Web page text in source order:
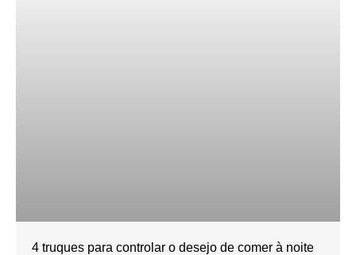
4 truques para controlar o desejo de comer à noite